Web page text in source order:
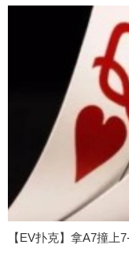
【EV扑克】拿A7撞上